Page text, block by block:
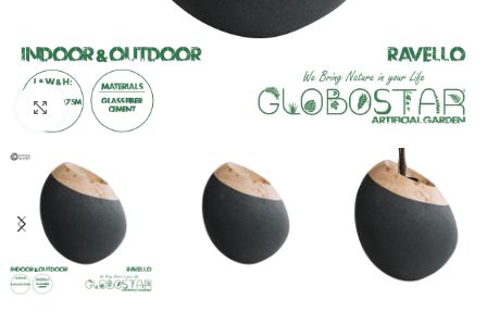
Κλικ για μεγέθυνση